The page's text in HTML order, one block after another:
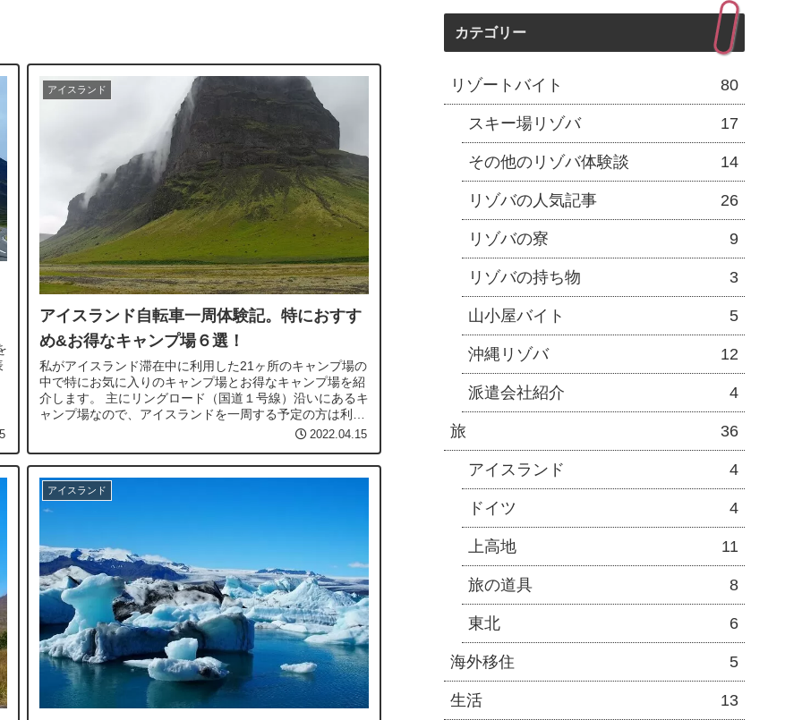
アイスランド
アイスランド自転車一周体験記。特におすす
め&お得なキャンプ場６選！
私がアイスランド滞在中に利用した21ヶ所のキャンプ場の
中で特にお気に入りのキャンプ場とお得なキャンプ場を紹
介します。 主にリングロード（国道１号線）沿いにあるキ
ャンプ場なので、アイスランドを一周する予定の方は利用
2022.04.15
アイスランド
カテゴリー
リゾートバイト 80
スキー場リゾバ 17
その他のリゾバ体験談 14
リゾバの人気記事 26
リゾバの寮 9
リゾバの持ち物 3
山小屋バイト 5
沖縄リゾバ 12
派遣会社紹介 4
旅 36
アイスランド 4
ドイツ 4
上高地 11
旅の道具 8
東北 6
海外移住 5
生活 13